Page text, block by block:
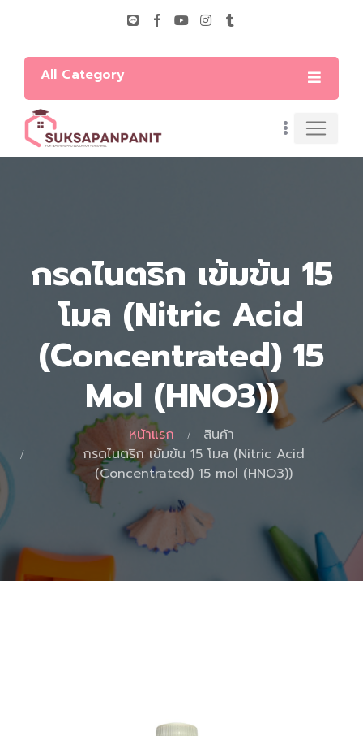
All Category
กรดไนตริก เข้มข้น 15
โมล (Nitric Acid
(Concentrated) 15
Mol (HNO3))
หน้าแรก
สินค้า
กรดไนตริก เข้มข้น 15 โมล (Nitric Acid
(Concentrated) 15 mol (HNO3))